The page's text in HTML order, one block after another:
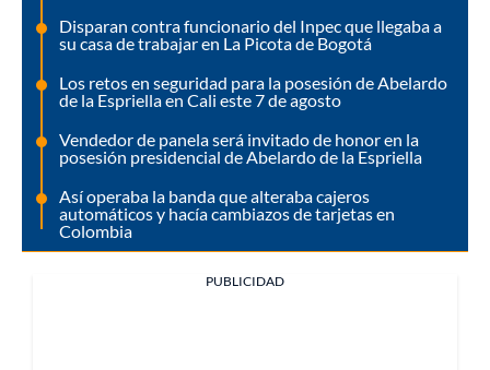
Disparan contra funcionario del Inpec que llegaba a
su casa de trabajar en La Picota de Bogotá
Los retos en seguridad para la posesión de Abelardo
de la Espriella en Cali este 7 de agosto
Vendedor de panela será invitado de honor en la
posesión presidencial de Abelardo de la Espriella
Así operaba la banda que alteraba cajeros
automáticos y hacía cambiazos de tarjetas en
Colombia
PUBLICIDAD